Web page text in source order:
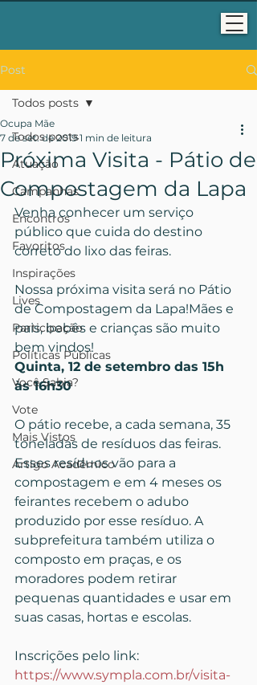
Post
Todos posts
Atuação
Campanhas
Encontros
Favoritos
Inspirações
Lives
Participação
Políticas Públicas
Você Sabia?
Vote
Mais Vistos
Artigo Acadêmico
Todos posts
Próxima Visita - Pátio de
Compostagem da Lapa
Ocupa Mãe
7 de set. de 2019 1 min de leitura
Venha conhecer um serviço
público que cuida do destino
correto do lixo das feiras.
Nossa próxima visita será no Pátio
de Compostagem da Lapa!Mães e
pais, bebês e crianças são muito
bem vindos!
Quinta, 12 de setembro das 15h
às 16h30
O pátio recebe, a cada semana, 35
toneladas de resíduos das feiras.
Esses resíduos vão para a
compostagem e em 4 meses os
feirantes recebem o adubo
produzido por esse resíduo. A
subprefeitura também utiliza o
composto em praças, e os
moradores podem retirar
pequenas quantidades e usar em
suas casas, hortas e escolas.
Inscrições pelo link:
https://www.sympla.com.br/visita-